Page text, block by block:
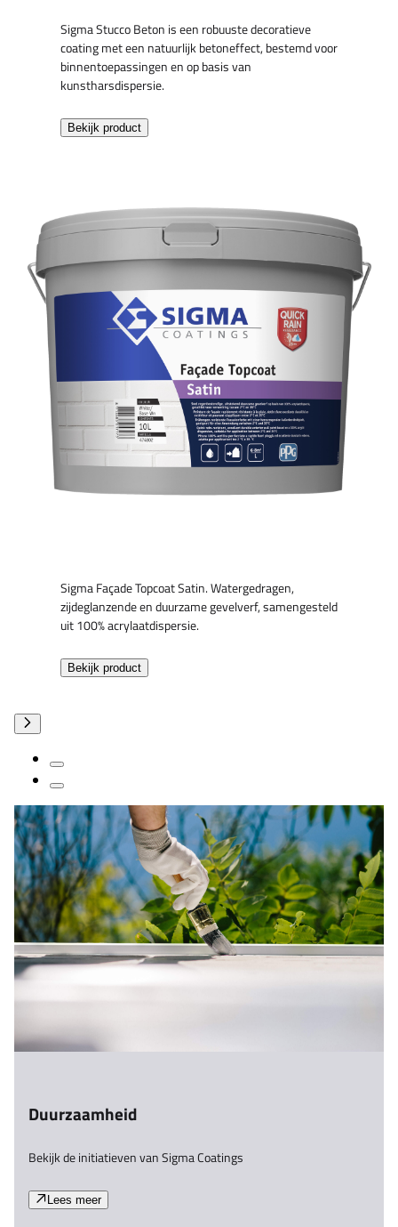
Sigma Stucco Beton is een robuuste decoratieve
coating met een natuurlijk betoneffect, bestemd voor
binnentoepassingen en op basis van
kunstharsdispersie.
Bekijk product
Sigma Façade Topcoat Satin. Watergedragen,
zijdeglanzende en duurzame gevelverf, samengesteld
uit 100% acrylaatdispersie.
Bekijk product
Duurzaamheid
Bekijk de initiatieven van Sigma Coatings
Lees meer